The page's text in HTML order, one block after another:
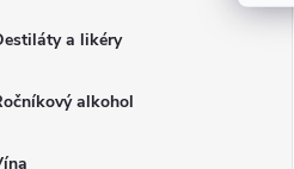
a likéry
alkohol